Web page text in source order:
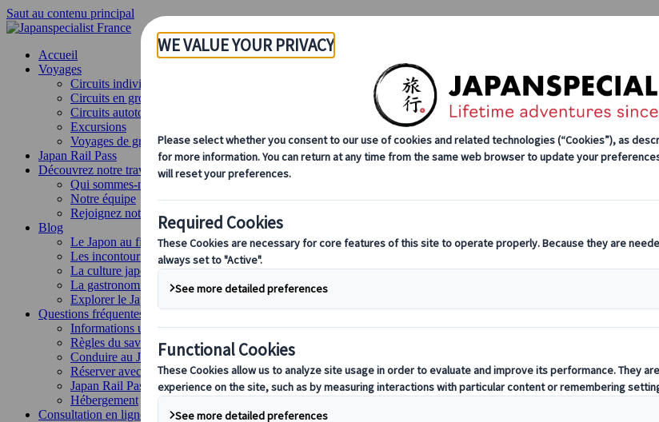
Saut au contenu principal
Accueil
Voyages
Circuits individuels
Circuits en groupe
Circuits autotours
Excursions
Voyages de groupe sur mesure
Japan Rail Pass
Découvrez notre travail
Qui sommes-nous ?
Notre équipe
Rejoignez notre équipe
Blog
Le Japon au fil des saisons
Les incontournables du Japon
La culture japonaise
La gastronomie japonaise
Explorer le Japon en train
Questions fréquentes
Informations utiles
Règles du savoir-vivre au Japon
Conduire au Japon
Réserver avec nous
Japan Rail Pass
Hébergement
Consultation en ligne